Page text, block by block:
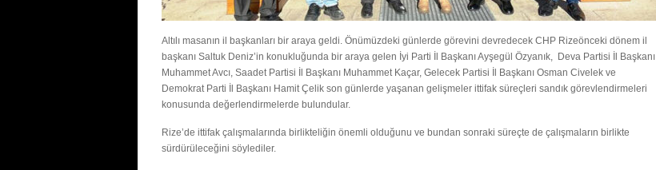
Altılı masanın il başkanları bir araya geldi. Önümüzdeki günlerde görevini devredecek CHP Rizeönceki dönem il
başkanı Saltuk Deniz’in konukluğunda bir araya gelen İyi Parti İl Başkanı Ayşegül Özyanık, Deva Partisi İl Başkanı
Muhammet Avcı, Saadet Partisi İl Başkanı Muhammet Kaçar, Gelecek Partisi İl Başkanı Osman Civelek ve
Demokrat Parti İl Başkanı Hamit Çelik son günlerde yaşanan gelişmeler ittifak süreçleri sandık görevlendirmeleri
konusunda değerlendirmelerde bulundular.
Rize’de ittifak çalışmalarında birlikteliğin önemli olduğunu ve bundan sonraki süreçte de çalışmaların birlikte
sürdürüleceğini söylediler.